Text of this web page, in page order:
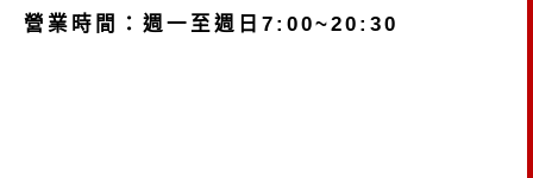
營業時間：週一至週日7:00~20:30